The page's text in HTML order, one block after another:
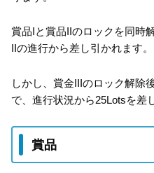
賞品Iと賞品IIのロックを同時
IIの進行から差し引かれます。
しかし、賞金IIIのロック解除
で、進行状況から25Lotsを差
賞品